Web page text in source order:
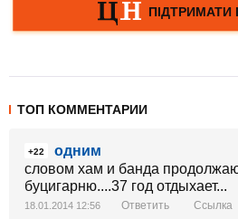
ТОП КОММЕНТАРИИ
+22
одним
словом хам и банда
буцигарню....37 год отдыхает...
18.01.2014 12:56 Ответить Ссылка